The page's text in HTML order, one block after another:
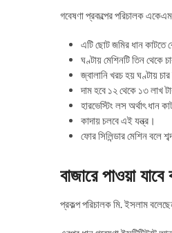
গবেষণা প্রকল্পের পরিচালক
এটি ছোট জমির ধান কাটতে
ঘণ্টায় মেশিনটি তিন থেকে
জ্বালানি খরচ হয় ঘণ্টায় চার
দাম হবে ১২ থেকে ১৩ লাখ
হারভেস্টিং লস অর্থাৎ ধান
কাদায় চলবে এই যন্ত্র।
ফোর সিলিন্ডার মেশিন বলে
বাজারে পাওয়া
প্রকল্প পরিচালক মি. ইসলাম